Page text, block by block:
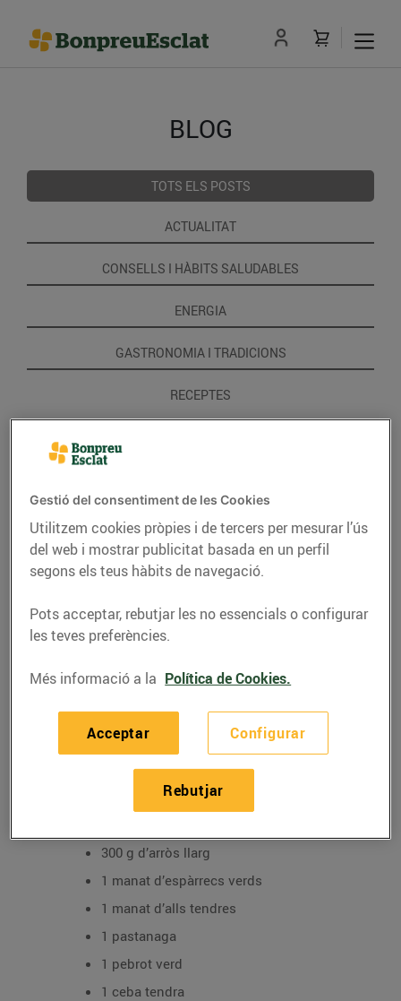
BLOG
TOTS ELS POSTS
ACTUALITAT
CONSELLS I HÀBITS SALUDABLES
ENERGIA
GASTRONOMIA I TRADICIONS
RECEPTES
Arròs saltat amb
verdures i gambes
14/de gener/2022
Ingredients per a 4 persones:
300 g d’arròs llarg
1 manat d’espàrrecs verds
1 manat d’alls tendres
1 pastanaga
1 pebrot verd
1 ceba tendra
Gestió del consentiment de les Cookies
Utilitzem cookies pròpies i de tercers per mesurar l’ús
del web i mostrar publicitat basada en un perfil
segons els teus hàbits de navegació.
Pots acceptar, rebutjar les no essencials o configurar
les teves preferències.
Més informació a la Política de Cookies.
Configurar
Rebutjar
Acceptar